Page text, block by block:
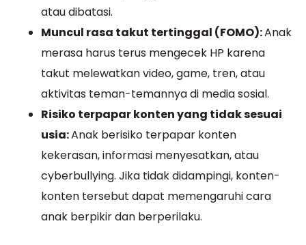
atau dibatasi.
Muncul rasa takut tertinggal (FOMO):Anak
merasa harus terus mengecek HP karena
takut melewatkan video, game, tren, atau
aktivitas teman-temannya di media sosial.
Risiko terpapar konten yang tidak sesuai
usia:Anak berisiko terpapar konten
kekerasan, informasi menyesatkan, atau
cyberbullying. Jika tidak didampingi, konten-
konten tersebut dapat memengaruhi cara
anak berpikir dan berperilaku.